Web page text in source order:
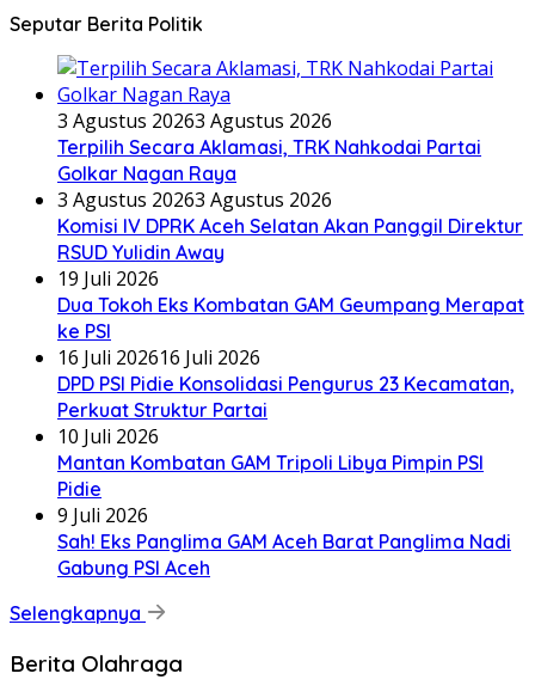
Seputar Berita Politik
3 Agustus 20263 Agustus 2026
Terpilih Secara Aklamasi, TRK Nahkodai Partai
Golkar Nagan Raya
3 Agustus 20263 Agustus 2026
Komisi IV DPRK Aceh Selatan Akan Panggil Direktur
RSUD Yulidin Away
19 Juli 2026
Dua Tokoh Eks Kombatan GAM Geumpang Merapat
ke PSI
16 Juli 202616 Juli 2026
DPD PSI Pidie Konsolidasi Pengurus 23 Kecamatan,
Perkuat Struktur Partai
10 Juli 2026
Mantan Kombatan GAM Tripoli Libya Pimpin PSI
Pidie
9 Juli 2026
Sah! Eks Panglima GAM Aceh Barat Panglima Nadi
Gabung PSI Aceh
Selengkapnya
Berita Olahraga